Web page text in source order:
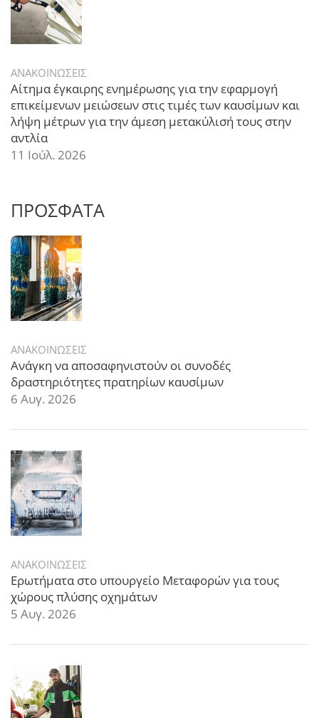
ΑΝΑΚΟΙΝΩΣΕΙΣ
Αίτημα έγκαιρης ενημέρωσης για την εφαρμογή
επικείμενων μειώσεων στις τιμές των καυσίμων και
λήψη μέτρων για την άμεση μετακύλισή τους στην
αντλία
11 Ιούλ. 2026
ΠΡΟΣΦΑΤΑ
ΑΝΑΚΟΙΝΩΣΕΙΣ
Ανάγκη να αποσαφηνιστούν οι συνοδές
δραστηριότητες πρατηρίων καυσίμων
6 Αυγ. 2026
ΑΝΑΚΟΙΝΩΣΕΙΣ
Ερωτήματα στο υπουργείο Μεταφορών για τους
χώρους πλύσης οχημάτων
5 Αυγ. 2026